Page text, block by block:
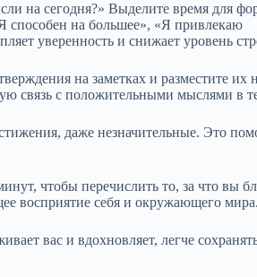
на сегодня?» Выделите время для
способен на большее», «Я привлекаю
уверенность и снижает уровень
на заметках и разместите их
связь с положительными мыслями в
даже незначительные. Это
чтобы перечислить то, за что вы
восприятие себя и окружающего мира.
вас и вдохновляет, легче